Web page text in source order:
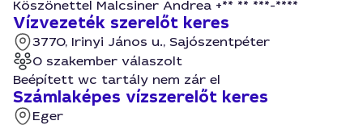
Köszönettel Malcsiner Andrea +** ** ***-****
Vízvezeték szerelőt keres
3770, Irinyi János u., Sajószentpéter
0 szakember válaszolt
Beépített wc tartály nem zár el
Számlaképes vízszerelőt keres
Eger